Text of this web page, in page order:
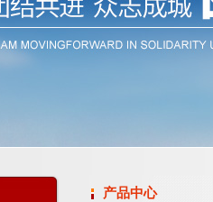
产品中心